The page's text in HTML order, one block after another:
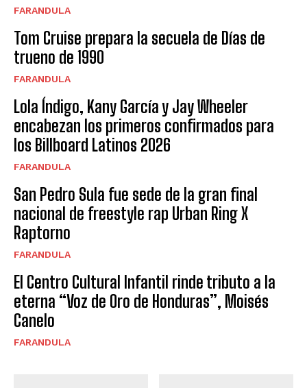
FARANDULA
Tom Cruise prepara la secuela de Días de
trueno de 1990
FARANDULA
Lola Índigo, Kany García y Jay Wheeler
encabezan los primeros confirmados para
los Billboard Latinos 2026
FARANDULA
San Pedro Sula fue sede de la gran final
nacional de freestyle rap Urban Ring X
Raptorno
FARANDULA
El Centro Cultural Infantil rinde tributo a la
eterna “Voz de Oro de Honduras”, Moisés
Canelo
FARANDULA